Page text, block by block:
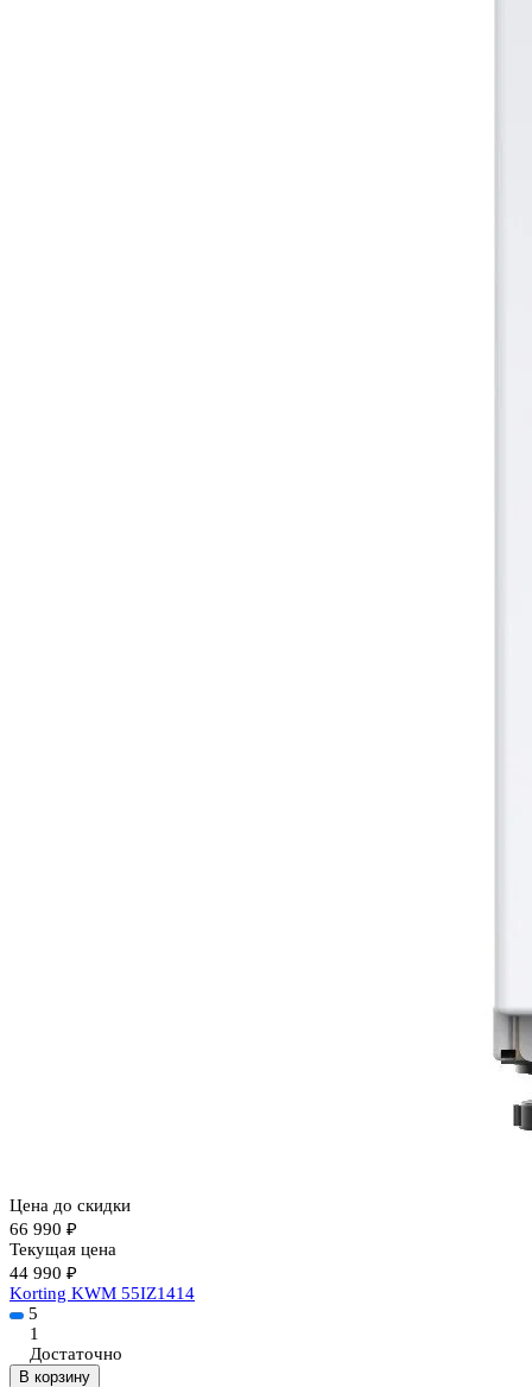
Цена до скидки
66 990 ₽
Текущая цена
44 990 ₽
Korting KWM 55IZ1414
5
1
Достаточно
В корзину